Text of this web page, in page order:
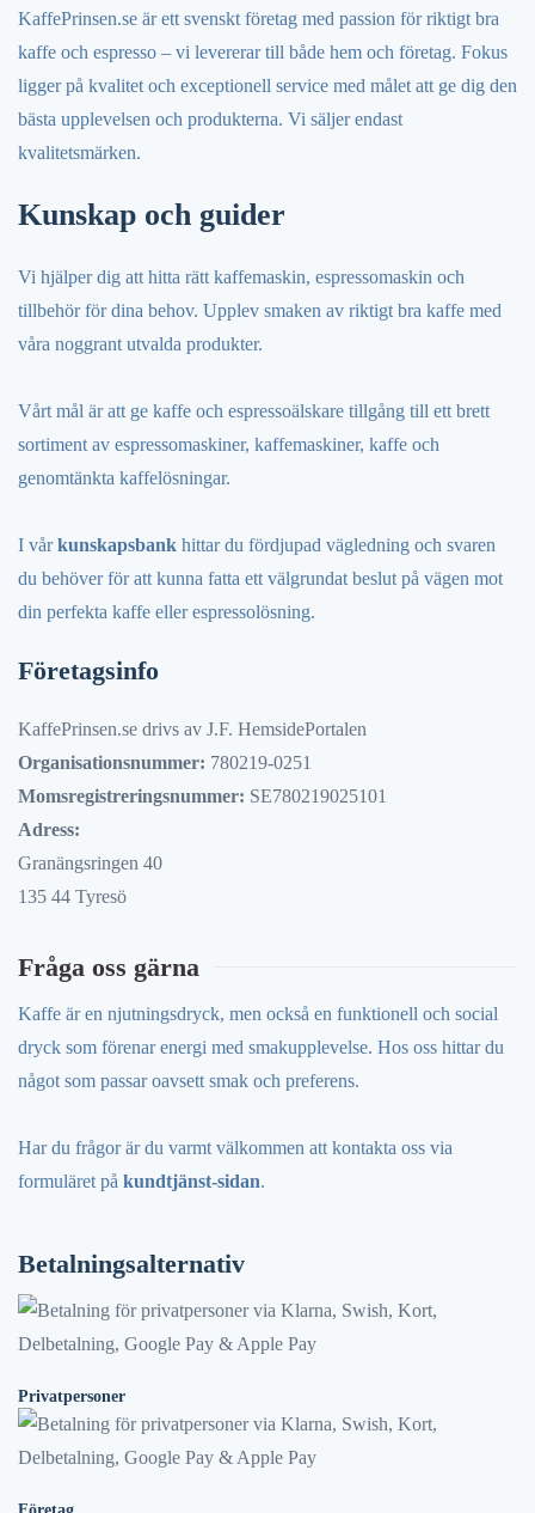
KaffePrinsen.se är ett svenskt företag med passion för riktigt bra
kaffe och espresso – vi levererar till både hem och företag. Fokus
ligger på kvalitet och exceptionell service med målet att ge dig den
bästa upplevelsen och produkterna. Vi säljer endast
kvalitetsmärken.
Kunskap och guider
Vi hjälper dig att hitta rätt kaffemaskin, espressomaskin och
tillbehör för dina behov. Upplev smaken av riktigt bra kaffe med
våra noggrant utvalda produkter.
Vårt mål är att ge kaffe och espressoälskare tillgång till ett brett
sortiment av espressomaskiner, kaffemaskiner, kaffe och
genomtänkta kaffelösningar.
I vårkunskapsbank hittar du fördjupad vägledning och svaren
du behöver för att kunna fatta ett välgrundat beslut på vägen mot
din perfekta kaffe eller espressolösning.
Företagsinfo
KaffePrinsen.se drivs av J.F. HemsidePortalen
Organisationsnummer: 780219-0251
Momsregistreringsnummer: SE780219025101
Adress:
Granängsringen 40
135 44 Tyresö
Fråga oss gärna
Kaffe är en njutningsdryck, men också en funktionell och social
dryck som förenar energi med smakupplevelse. Hos oss hittar du
något som passar oavsett smak och preferens.
Har du frågor är du varmt välkommen att kontakta oss via
formuläret på kundtjänst-sidan.
Betalningsalternativ
Privatpersoner